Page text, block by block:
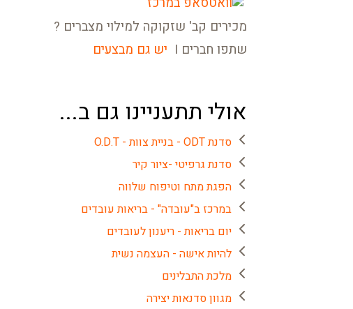
מכירים קב' שזקוקה למילוי מצברים ?
שתפו חברים I
יש גם מבצעים
אולי תתעניינו גם ב...
סדנת ODT - בניית צוות - O.D.T
סדנת גרפיטי -ציור קיר
הפגת מתח וטיפוח שלווה
במרכז ב"עובדה" - בריאות עובדים
יום בריאות - ריענון לעובדים
להיות אישה - העצמה נשית
מלכת התבלינים
מגוון סדנאות יצירה